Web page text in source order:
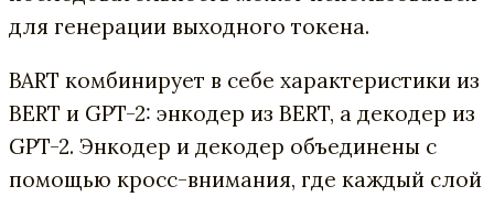
для генерации выходного токена.
BART комбинирует в себе характеристики из
BERT и GPT-2: энкодер из BERT, а декодер из
GPT-2. Энкодер и декодер объединены с
помощью кросс-внимания, где каждый слой